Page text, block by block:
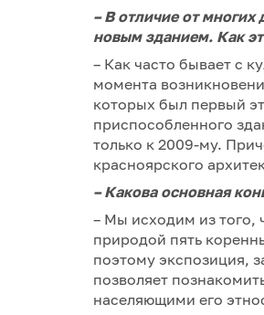
– В отличие от многих
новым зданием. Как
– Как часто бывает с
момента
которых был первый
приспособленного
только к 2009-му.
красноярского
–Какова основная
– Мы исходим из того,
природой пять
поэтому экспозиция,
позволяет
населяющими его